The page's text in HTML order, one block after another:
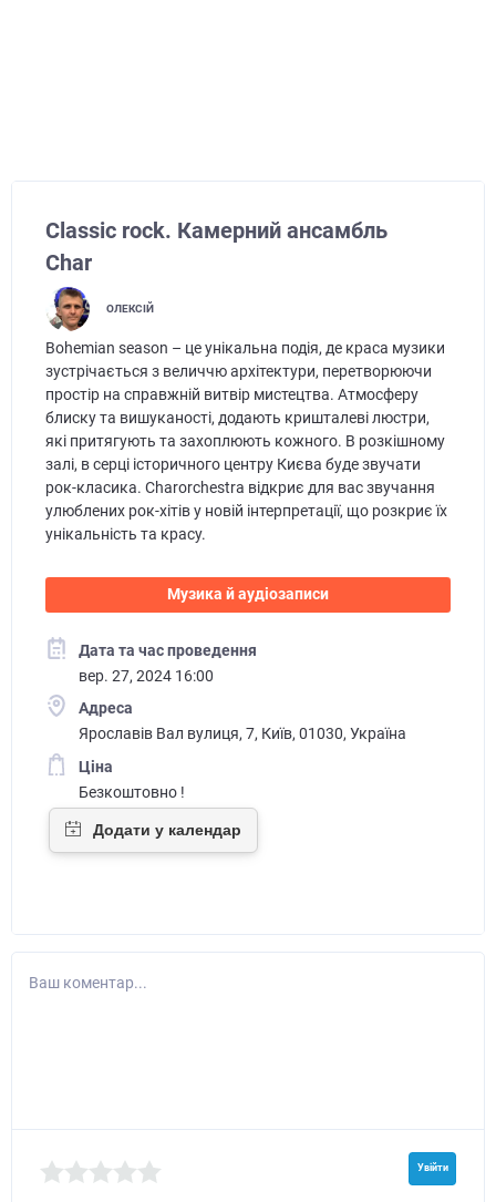
Classic rock. Камерний ансамбль
Char
ОЛЕКСІЙ
Bohemian season – це унікальна подія, де краса музики
зустрічається з величчю архітектури, перетворюючи
простір на справжній витвір мистецтва. Атмосферу
блиску та вишуканості, додають кришталеві люстри,
які притягують та захоплюють кожного. В розкішному
залі, в серці історичного центру Києва буде звучати
рок-класика. Charorchestra відкриє для вас звучання
улюблених рок-хітів у новій інтерпретації, що розкриє їх
унікальність та красу.
Музика й аудіозаписи
Дата та час проведення
вер. 27, 2024 16:00
Адреса
Ярославів Вал вулиця, 7, Київ, 01030, Україна
Ціна
Безкоштовно !
Ваш коментар...
Увійти